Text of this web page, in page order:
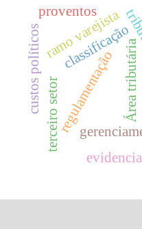
classificaçãoÁrea tributária
regulamentação
terceiro setor
ramo varejista
custos políticos
proventos